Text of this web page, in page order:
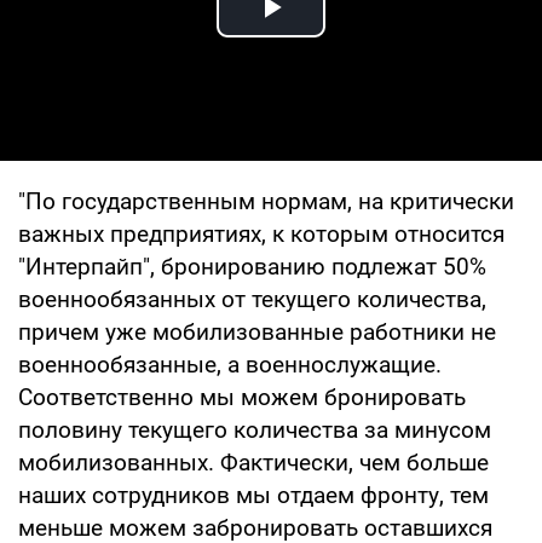
Play Video
"По государственным нормам, на критически
важных предприятиях, к которым относится
"Интерпайп", бронированию подлежат 50%
военнообязанных от текущего количества,
причем уже мобилизованные работники не
военнообязанные, а военнослужащие.
Соответственно мы можем бронировать
половину текущего количества за минусом
мобилизованных. Фактически, чем больше
наших сотрудников мы отдаем фронту, тем
меньше можем забронировать оставшихся